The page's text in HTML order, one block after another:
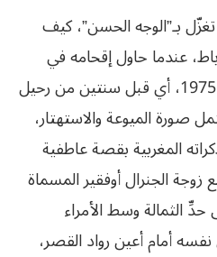
بـ”الوجه الحسن”، كيف
عندما حاول إقحامه في
قضية الصحراء الغربية سنة 1975، أي قبل سنتين من رحيل
صورة الميوعة والاستهتار،
المغربية بقصة عاطفية
الجنرال أوفقير المسماة
الثمالة وسط الأمراء
نفسه أمام أعين رواد القصر،